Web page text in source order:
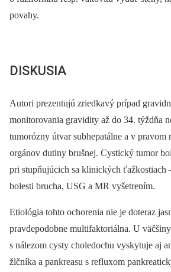
povahy.
DISKUSIA
Autori prezentujú zriedkavý prípad
monitorovania gravidity až do 34. týždňa
tumorózny útvar subhepatálne a v pravom
orgánov dutiny brušnej. Cystický tumor
pri stupňujúcich sa klinických ťažkostiach
bolesti brucha, USG a MR vyšetrením.
Etiológia tohto ochorenia nie je doteraz
pravdepodobne multifaktoriálna. U
s nálezom cysty choledochu vyskytuje aj
žlčníka a pankreasu s refluxom